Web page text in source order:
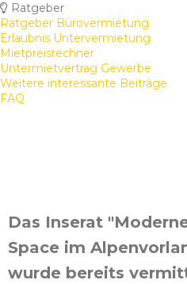
Ratgeber
Ratgeber Bürovermietung
Erlaubnis Untervermietung
Mietpreisrechner
Untermietvertrag Gewerbe
Weitere interessante Beiträge
FAQ
Das Inserat
Space im
wurde bereits